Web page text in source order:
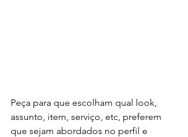
Peça para que escolham qual look,
assunto, item, serviço, etc, preferem
que sejam abordados no perfil e